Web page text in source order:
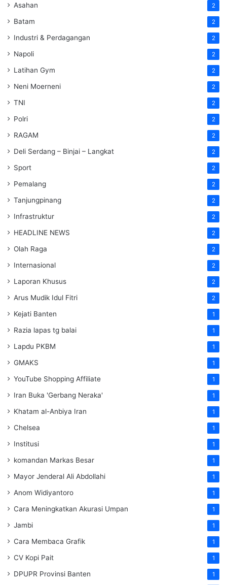
Asahan 2
Batam 2
Industri & Perdagangan 2
Napoli 2
Latihan Gym 2
Neni Moerneni 2
TNI 2
Polri 2
RAGAM 2
Deli Serdang – Binjai – Langkat 2
Sport 2
Pemalang 2
Tanjungpinang 2
Infrastruktur 2
HEADLINE NEWS 2
Olah Raga 2
Internasional 2
Laporan Khusus 2
Arus Mudik Idul Fitri 2
Kejati Banten 1
Razia lapas tg balai 1
Lapdu PKBM 1
GMAKS 1
YouTube Shopping Affiliate 1
Iran Buka 'Gerbang Neraka' 1
Khatam al-Anbiya Iran 1
Chelsea 1
Institusi 1
komandan Markas Besar 1
Mayor Jenderal Ali Abdollahi 1
Anom Widiyantoro 1
Cara Meningkatkan Akurasi Umpan 1
Jambi 1
Cara Membaca Grafik 1
CV Kopi Pait 1
DPUPR Provinsi Banten 1